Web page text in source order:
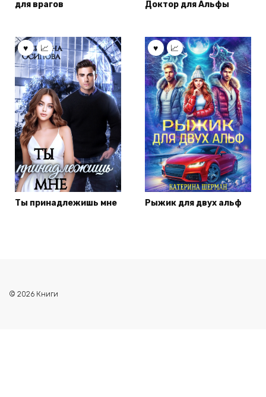
для врагов
Доктор для Альфы
Ты принадлежишь мне Рыжик для двух альф
© 2026 Книги